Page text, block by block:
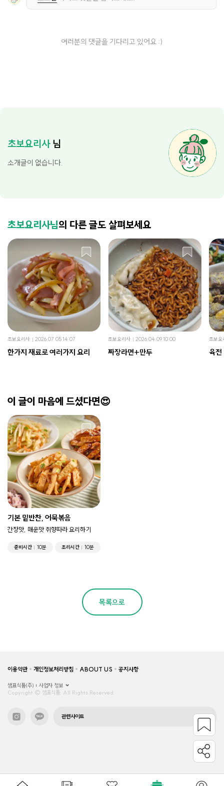
여러분의 댓글을 기다리고 있어요 :)
초보요리사님
소개글이 없습니다.
초보요리사님의 다른 글도 살펴보세요
초보요리사 2026.07.05 14:07
한가지 재료로 여러가지 요리
초보요리사 2026.04.09 10:00
짜장라면+만두
초보요
육전
이 글이 마음에 드셨다면😍
기본 밑반찬, 어묵볶음
간장맛, 매운맛 취향따라 요리하기
준비시간 10분 조리시간 10분
목록으로
이용약관 개인정보처리방침 ABOUT US 공지사항
샘표식품(주)
사업자 정보
Copyright © 샘표식품, All Rights Reserved.
관련사이트